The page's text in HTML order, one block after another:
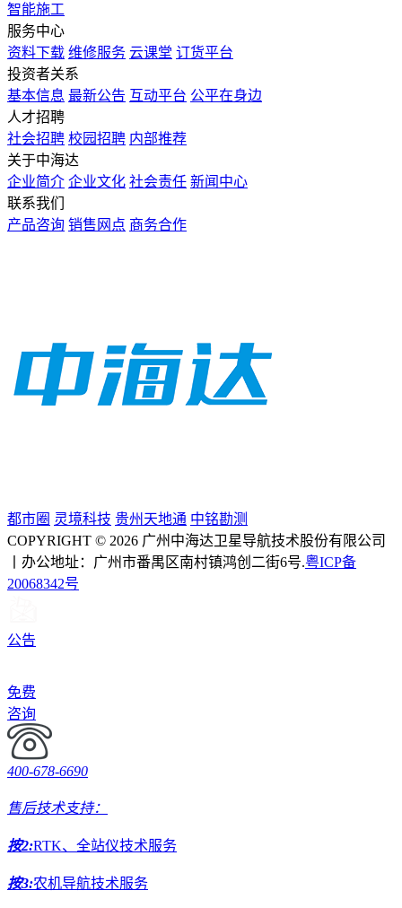
智能施工
服务中心
资料下载 维修服务 云课堂 订货平台
投资者关系
基本信息 最新公告 互动平台 公平在身边
人才招聘
社会招聘 校园招聘 内部推荐
关于中海达
企业简介 企业文化 社会责任 新闻中心
联系我们
产品咨询 销售网点 商务合作
都市圈 灵境科技 贵州天地通 中铭勘测
COPYRIGHT © 2026 广州中海达卫星导航技术股份有限公司
丨办公地址：广州市番禺区南村镇鸿创二街6号.粤ICP备
20068342号
公告
免费
咨询
400-678-6690
售后技术支持：
按2:RTK、全站仪技术服务
按3:农机导航技术服务